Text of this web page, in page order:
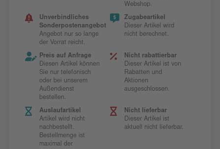
Webshop.
Unverbindliches
Sonderpostenangebot
Angebot nur so lange
der Vorrat reicht.
Zugabeartikel
Dieser Artikel wird
nicht berechnet.
Preis auf Anfrage
Diesen Artikel können
Sie nur telefonisch
oder bei unserem
Außendienst
bestellen.
Nicht rabattierbar
Dieser Artikel ist von
Rabatten und
Aktionen
ausgeschlossen.
Auslaufartikel
Artikel wird nicht
nachbestellt.
Bestellmenge ist
maximal der
Nicht lieferbar
Dieser Artikel ist
aktuell nicht lieferbar.